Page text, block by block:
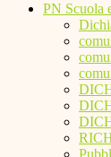
PN Scuola